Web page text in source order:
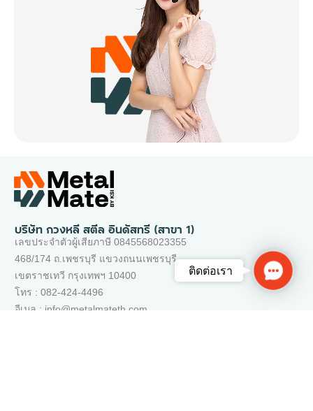
บริษัท กวงหลี สตีล อินดัสทรี (สาขา 1)
เลขประจำตัวผู้เสียภาษี 0845568023355
468/174 ถ.เพชรบุรี แขวงถนนเพชรบุรี
เขตราชเทวี กรุงเทพฯ 10400
โทร : 082-424-4496
อีเมล : info@metalmateth.com
Us
ติดต่อเรา